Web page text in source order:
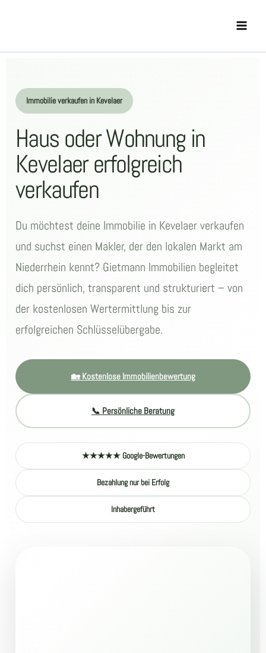
Menu
Immobilie verkaufen in Kevelaer
Haus oder Wohnung in
Kevelaer erfolgreich
verkaufen
Du möchtest deine Immobilie in Kevelaer verkaufen
und suchst einen Makler, der den lokalen Markt am
Niederrhein kennt? Gietmann Immobilien begleitet
dich persönlich, transparent und strukturiert – von
der kostenlosen Wertermittlung bis zur
erfolgreichen Schlüsselübergabe.
🏡 Kostenlose Immobilienbewertung
📞 Persönliche Beratung
★★★★★ Google-Bewertungen
Bezahlung nur bei Erfolg
Inhabergeführt